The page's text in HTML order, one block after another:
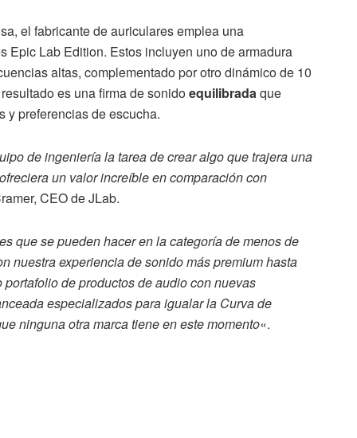
el fabricante de auriculares emplea una
Epic Lab Edition. Estos incluyen uno de armadura
altas, complementado por otro dinámico de 10
es una firma de sonidoequilibradaque
y preferencias de escucha.
de ingeniería la tarea de crear algo que trajera una
un valor increíble en comparación con
CEO de JLab.
que se pueden hacer en la categoría de menos de
nuestra experiencia de sonido más premium hasta
de productos de audio con nuevas
especializados para igualar la Curva de
ninguna otra marca tiene en este momento«.